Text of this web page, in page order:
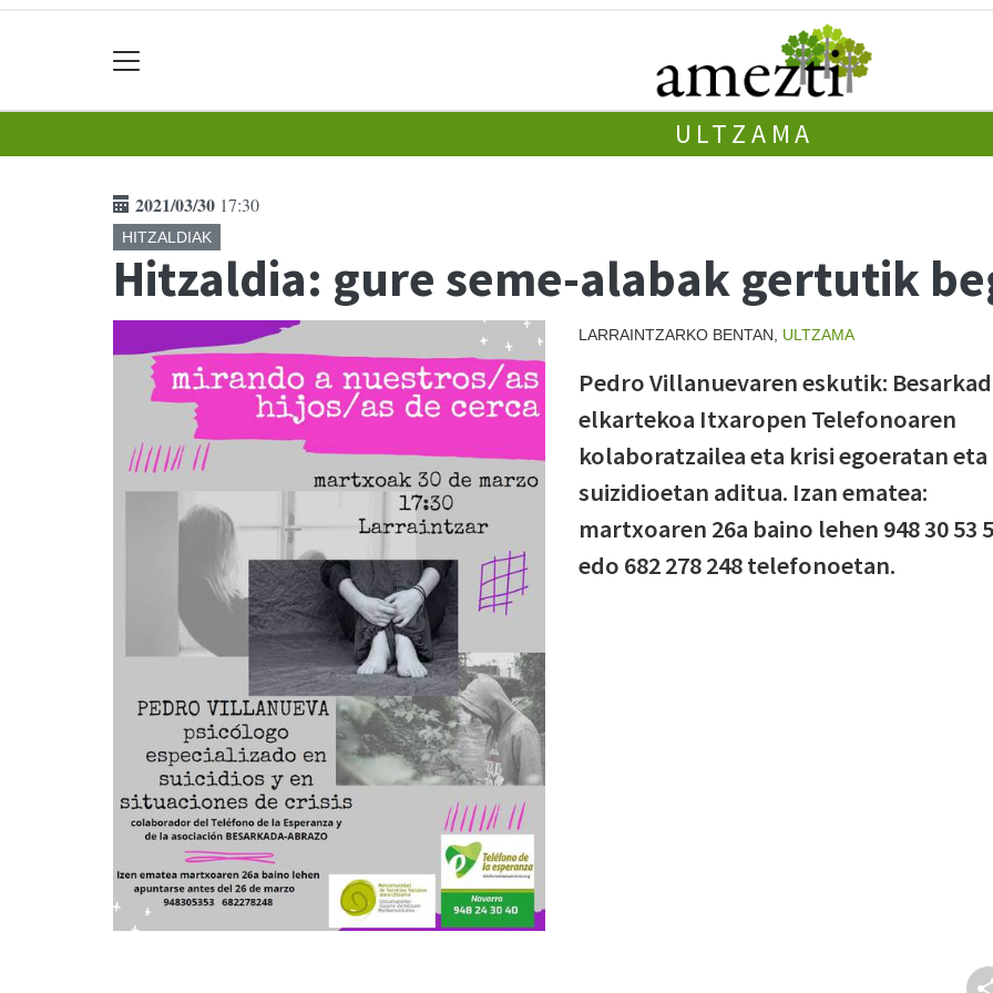
ULTZAMA
2021/03/30 17:30
HITZALDIAK
Hitzaldia: gure seme-alabak gertutik
LARRAINTZARKO BENTAN, ULTZAMA
Pedro Villanuevaren eskutik:
elkartekoa Itxaropen Telefonoaren
kolaboratzailea eta krisi egoeratan eta
suizidioetan aditua. Izan ematea:
martxoaren 26a baino lehen 948 30 53
edo 682 278 248 telefonoetan.